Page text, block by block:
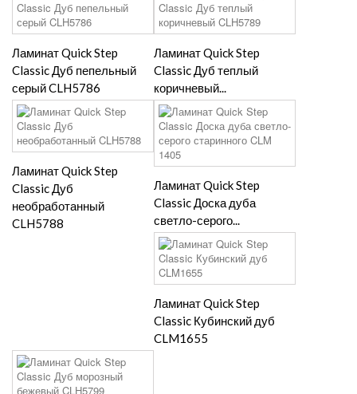
Ламинат Quick Step
Classic Дуб пепельный
серый CLH5786
Ламинат Quick Step
Classic Дуб теплый
коричневый...
Ламинат Quick Step
Classic Дуб
необработанный
CLH5788
Ламинат Quick Step
Classic Доска дуба
светло-серого...
Ламинат Quick Step
Classic Кубинский дуб
CLM1655